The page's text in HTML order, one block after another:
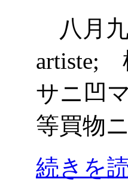
八月
artiste;
サニ凹
等買物
続きを